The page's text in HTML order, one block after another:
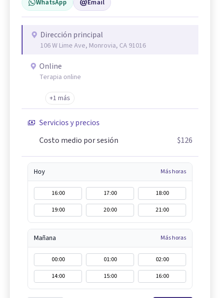
WhatsApp Email
Dirección principal
106 W Lime Ave, Monrovia, CA 91016
Online
Terapia online
+1 más
Servicios y precios
Costo medio por sesión
$126
Hoy Más horas
16:00 17:00
18:00
19:00
20:00 21:00
Mañana Más horas
00:00 01:00
02:00
14:00
15:00 16:00